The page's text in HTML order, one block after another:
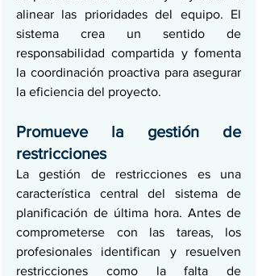
alinear las prioridades del equipo. El
sistema crea un sentido de
responsabilidad compartida y fomenta
la coordinación proactiva para asegurar
la eficiencia del proyecto.
Promueve la gestión de
restricciones
La gestión de restricciones es una
característica central del sistema de
planificación de última hora. Antes de
comprometerse con las tareas, los
profesionales identifican y resuelven
restricciones como la falta de